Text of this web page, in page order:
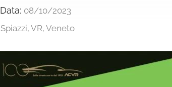
Data: 08/10/2023
Spiazzi, VR, Veneto